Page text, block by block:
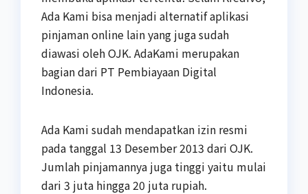
Ada Kami bisa menjadi alternatif aplikasi
pinjaman online lain yang juga sudah
diawasi oleh OJK. AdaKami merupakan
bagian dari PT Pembiayaan Digital
Indonesia.
Ada Kami sudah mendapatkan izin resmi
pada tanggal 13 Desember 2013 dari OJK.
Jumlah pinjamannya juga tinggi yaitu mulai
dari 3 juta hingga 20 juta rupiah.